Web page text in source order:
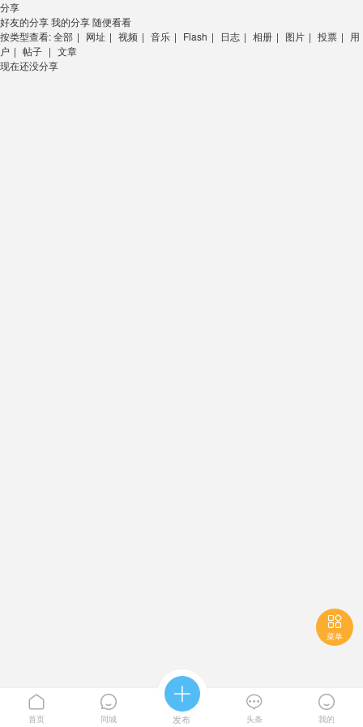
分享
好友的分享我的分享随便看看
按类型查看:全部 | 网址 | 视频 | 音乐 | Flash | 日志 | 相册 | 图片 | 投票 | 用
户 | 帖子 | 文章
现在还没分享

菜单

首页

同城

发布

头条

我的